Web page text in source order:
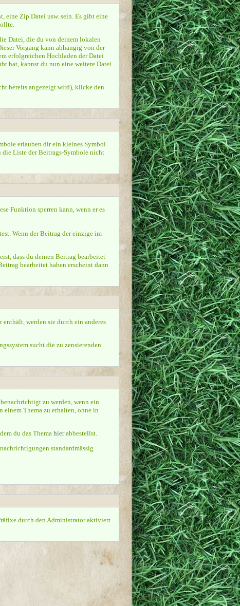
eine Zip Datei usw. sein. Es gibt eine
Datei, die du von deinem lokalen
Vorgang kann abhängig von der
erfolgreichen Hochladen der Datei
hat, kannst du nun eine weitere Datei
bereits angezeigt wird), klicke den
erlauben dir ein kleines Symbol
Liste der Beitrags-Symbole nicht
Funktion sperren kann, wenn er es
Wenn der Beitrag der einzige im
dass du deinen Beitrag bearbeitet
bearbeitet haben erscheint dann
werden sie durch ein anderes
sucht die zu zensierenden
zu werden, wenn ein
einem Thema zu erhalten, ohne in
du das Thema hierabbestellst.
standardmässig
durch den Administrator aktiviert